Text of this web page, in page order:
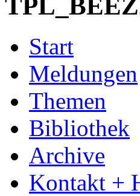
Start
Meldungen
Themen
Bibliothek
Archive
Kontakt +